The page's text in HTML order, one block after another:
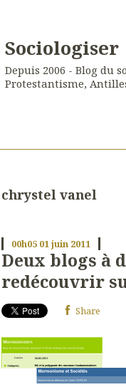
Sociologiser
Depuis 2006 - Blog du
Protestantisme,
chrystel vanel
00h05 01juin 2011
Deux blogs à
redécouvrir
Share